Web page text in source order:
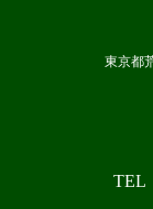
東京都
TEL